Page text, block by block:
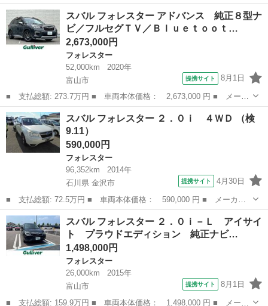
ー名： スバル ■ 車種名： フォレスター ■ グレード名： プレ
ミアム ４ＷＤ 純正８型ナビ バックカメラ アイサイトセイフテ
ィプラス...
富山 高岡市
スバル フォレスター アドバンス 純正８型ナ
ビ／フルセグＴＶ／Ｂｌｕｅｔｏｏｔ…
2,673,000円
フォレスター
52,000km
2020年
富山市
提携サイト 8月1日
■ 支払総額: 273.7万円 ■ 車両本体価格： 2,673,000 円 ■ メーカ
ー名： スバル ■ 車種名： フォレスター ■ グレード名： アド
バンス 純正８型ナビ／フルセグＴＶ／Ｂｌｕｅｔｏｏｔｈ／バック
カメラ／...
富山 富山市
スバル フォレスター ２．０ｉ ４ＷＤ （検
9.11）
590,000円
フォレスター
96,352km
2014年
石川県 金沢市
提携サイト 4月30日
■ 支払総額: 72.5万円 ■ 車両本体価格： 590,000 円 ■ メーカー
名： スバル ■ 車種名： フォレスター ■ グレード名： ２．０
ｉ ４ＷＤ ■ 排気量： 2000cc ■ ドア枚数： 5D ■ ミッショ...
石川 金沢市
スバル フォレスター ２．０ｉ－Ｌ アイサイ
ト プラウドエディション 純正ナビ…
1,498,000円
フォレスター
26,000km
2015年
富山市
提携サイト 8月1日
■ 支払総額: 159.9万円 ■ 車両本体価格： 1,498,000 円 ■ メーカ